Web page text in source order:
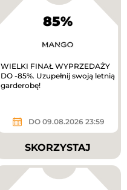
85%
WIELKI FINAŁ WYPRZEDAŻY
DO -85%. Uzupełnij swoją letnią
garderobę!
DO 09.08.2026 23:59
SKORZYSTAJ